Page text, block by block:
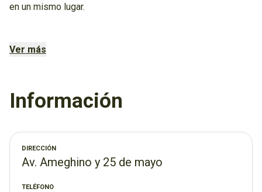
en un mismo lugar.
productos para que siempre tengas a mano lo que
Te esperamos, hacemos horarios corridos!
Ver más
Información
DIRECCIÓN
Av. Ameghino y 25 de mayo
TELÉFONO